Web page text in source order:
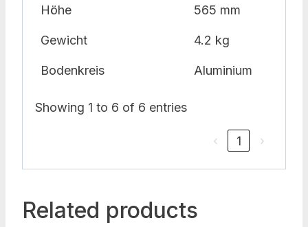
Höhe 565 mm
Gewicht 4.2 kg
Bodenkreis Aluminium
Showing 1 to 6 of 6 entries
‹ 1 ›
Related products